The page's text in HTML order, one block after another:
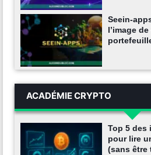
Seein-
l’image
ACADÉMIE CRYPTO
Top 5 des
pour lire
(sans être